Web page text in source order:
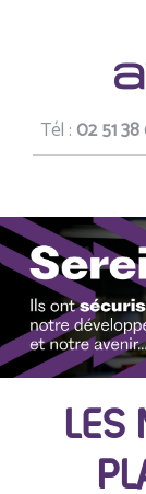
Tél :02 51
LES